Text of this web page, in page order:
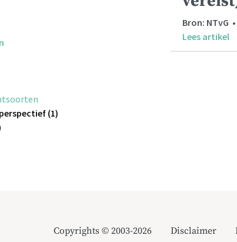
(1)
Bron: NTvG
Lees artikel
Copyrights © 2003-2026 Disclaimer